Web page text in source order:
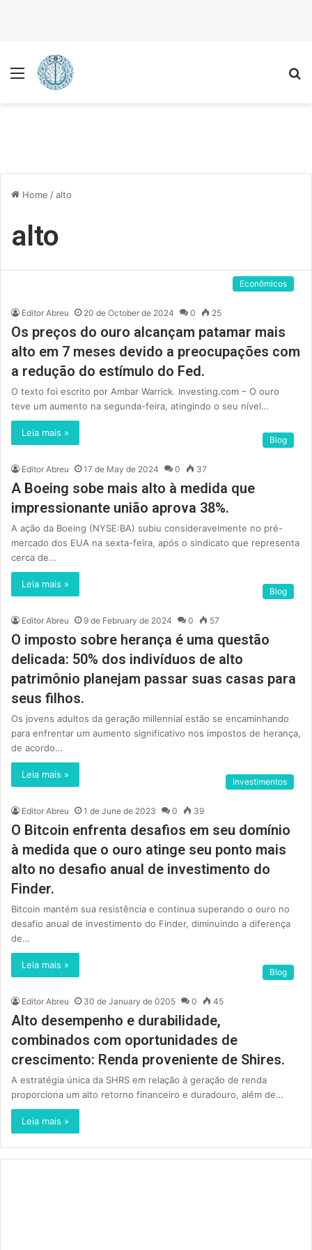
Menu
Home /alto
alto
Econômicos
Editor Abreu 20 de October de 2024 0 25
Os preços do ouro alcançam patamar mais
alto em 7 meses devido a preocupações com
a redução do estímulo do Fed.
O texto foi escrito por Ambar Warrick. Investing.com – O ouro
teve um aumento na segunda-feira, atingindo o seu nível…
Leia mais »
Blog
Editor Abreu 17 de May de 2024 0 37
A Boeing sobe mais alto à medida que
impressionante união aprova 38%.
A ação da Boeing (NYSE:BA) subiu consideravelmente no pré-
mercado dos EUA na sexta-feira, após o sindicato que representa
cerca de…
Leia mais »
Blog
Editor Abreu 9 de February de 2024 0 57
O imposto sobre herança é uma questão
delicada: 50% dos indivíduos de alto
patrimônio planejam passar suas casas para
seus filhos.
Os jovens adultos da geração millennial estão se encaminhando
para enfrentar um aumento significativo nos impostos de herança,
de acordo…
Leia mais »
Investimentos
Editor Abreu 1 de June de 2023 0 39
O Bitcoin enfrenta desafios em seu domínio
à medida que o ouro atinge seu ponto mais
alto no desafio anual de investimento do
Finder.
Bitcoin mantém sua resistência e continua superando o ouro no
desafio anual de investimento do Finder, diminuindo a diferença
de…
Leia mais »
Blog
Editor Abreu 30 de January de 0205 0 45
Alto desempenho e durabilidade,
combinados com oportunidades de
crescimento: Renda proveniente de Shires.
A estratégia única da SHRS em relação à geração de renda
proporciona um alto retorno financeiro e duradouro, além de…
Leia mais »